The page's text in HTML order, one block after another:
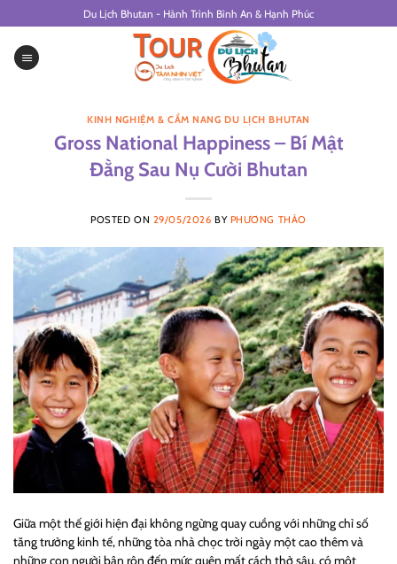
to
content
Du Lịch Bhutan - Hành Trình Bình An & Hạnh Phúc
KINH NGHIỆM & CẨM NANG DU LỊCH BHUTAN
Gross National Happiness – Bí Mật
Đằng Sau Nụ Cười Bhutan
POSTED ON 29/05/2026 BY PHƯƠNG THẢO
Giữa một thế giới hiện đại không ngừng quay cuồng với những chỉ số
tăng trưởng kinh tế, những tòa nhà chọc trời ngày một cao thêm và
những con người bận rộn đến mức quên mất cách thở sâu, có một